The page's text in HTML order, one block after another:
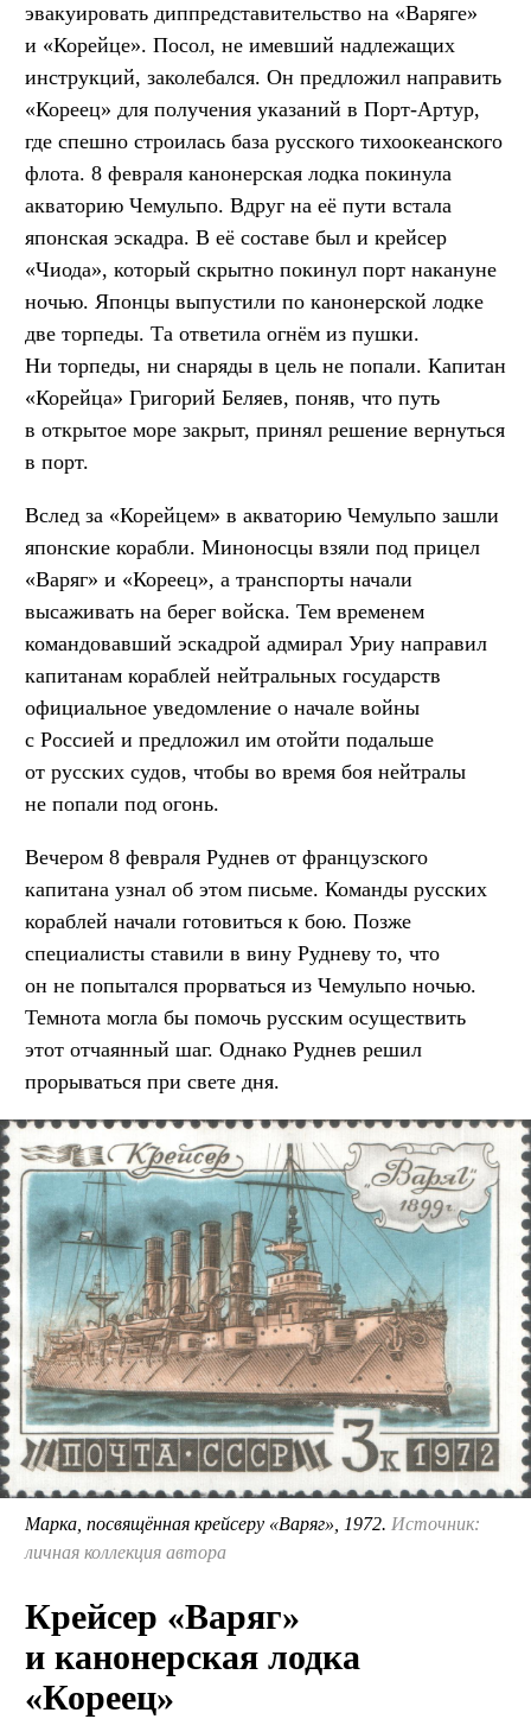
эвакуировать диппредставительство на «Варяге»
и «Корейце». Посол, не имевший надлежащих
инструкций, заколебался. Он предложил направить
«Кореец» для получения указаний в Порт-Артур,
где спешно строилась база русского тихоокеанского
флота. 8 февраля канонерская лодка покинула
акваторию Чемульпо. Вдруг на её пути встала
японская эскадра. В её составе был и крейсер
«Чиода», который скрытно покинул порт накануне
ночью. Японцы выпустили по канонерской лодке
две торпеды. Та ответила огнём из пушки.
Ни торпеды, ни снаряды в цель не попали. Капитан
«Корейца» Григорий Беляев, поняв, что путь
в открытое море закрыт, принял решение вернуться
в порт.
Вслед за «Корейцем» в акваторию Чемульпо зашли
японские корабли. Миноносцы взяли под прицел
«Варяг» и «Кореец», а транспорты начали
высаживать на берег войска. Тем временем
командовавший эскадрой адмирал Уриу направил
капитанам кораблей нейтральных государств
официальное уведомление о начале войны
с Россией и предложил им отойти подальше
от русских судов, чтобы во время боя нейтралы
не попали под огонь.
Вечером 8 февраля Руднев от французского
капитана узнал об этом письме. Команды русских
кораблей начали готовиться к бою. Позже
специалисты ставили в вину Рудневу то, что
он не попытался прорваться из Чемульпо ночью.
Темнота могла бы помочь русским осуществить
этот отчаянный шаг. Однако Руднев решил
прорываться при свете дня.
Марка, посвящённая крейсеру «Варяг», 1972. Источник:
личная коллекция автора
Крейсер «Варяг»
и канонерская лодка
«Кореец»